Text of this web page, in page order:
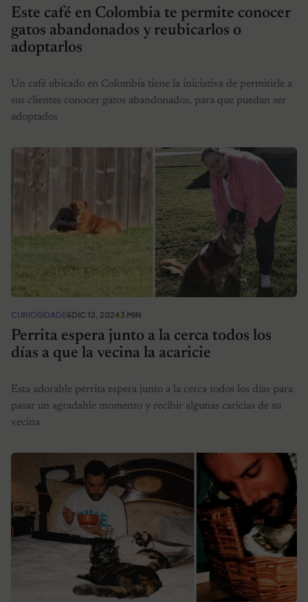
Este café en Colombia te permite conocer
gatos abandonados y reubicarlos o
adoptarlos
Un café ubicado en Colombia tiene la iniciativa de permitirle a
sus clientes conocer gatos abandonados, para que puedan ser
adoptados
CURIOSIDADESDIC 12, 20243 MIN
Perrita espera junto a la cerca todos los
días a que la vecina la acaricie
Esta adorable perrita espera junto a la cerca todos los días para
pasar un agradable momento y recibir algunas caricias de su
vecina